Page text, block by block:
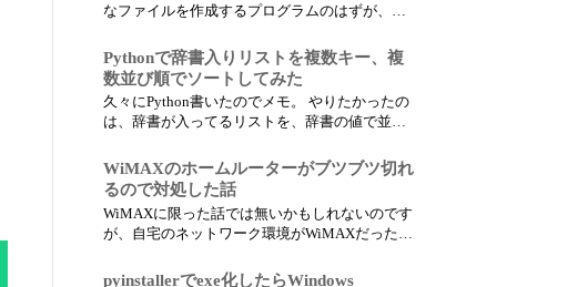
なファイルを作成するプログラムのはずが、配
送ってもらうと Permission Denied 。。 別に変な
場所にプログラムを置いてるわけでもなく、使
ってるユーザーも管理者権限のユー...
Pythonで辞書入りリストを複数キー、複
数並び順でソートしてみた
久々にPython書いたのでメモ。 やりたかったの
は、辞書が入ってるリストを、辞書の値で並べ
ーが複数あってそれぞれ並び順の指定が降順だ
ったり昇順だったりでけっこう苦労した。 全部
昇順、全部降順だったら簡単だったんだけど。
まぁ...
WiMAXのホームルーターがブツブツ切れ
るので対処した話
WiMAXに限った話では無いかもしれないのです
が、自宅のネットワーク環境がWiMAXだったの
ていません。WiMAXのホームルーターを固定回
pyinstallerでexe化したらWindows